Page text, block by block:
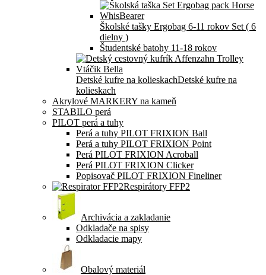
Školské tašky Ergobag 6-11 rokov Set ( 6
dielny )
Študentské batohy 11-18 rokov
Detské kufre na kolieskachDetské kufre na
kolieskach
Akrylové MARKERY na kameň
STABILO perá
PILOT perá a tuhy
Perá a tuhy PILOT FRIXION Ball
Perá a tuhy PILOT FRIXION Point
Perá PILOT FRIXION Acroball
Perá PILOT FRIXION Clicker
Popisovač PILOT FRIXION Fineliner
Respirátory FFP2
Archivácia a zakladanie
Odkladače na spisy
Odkladacie mapy
Obalový materiál